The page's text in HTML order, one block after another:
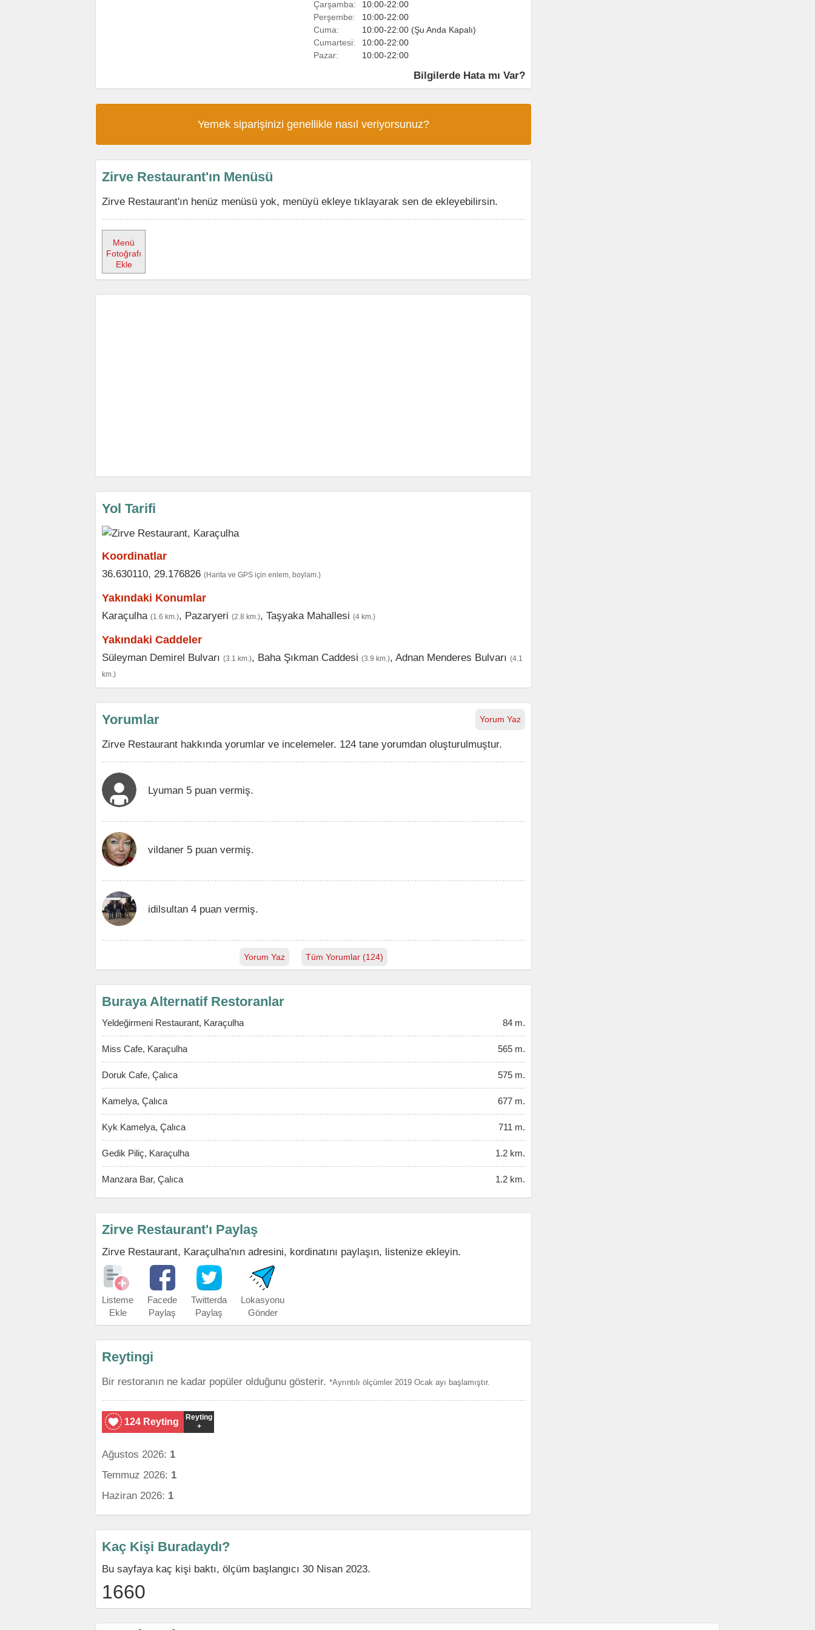
Çarşamba:
10:00-22:00
Perşembe:
10:00-22:00
Cuma:
10:00-22:00 (Şu Anda Kapalı)
Cumartesi:
10:00-22:00
Pazar:
10:00-22:00
Bilgilerde Hata mı Var?
Yemek siparişinizi genellikle nasıl veriyorsunuz?
Zirve Restaurant'ın Menüsü
Zirve Restaurant'ın henüz menüsü yok, menüyü ekleye tıklayarak sen de ekleyebilirsin.
Menü
Fotoğrafı
Ekle
Yol Tarifi
Koordinatlar
36.630110, 29.176826 (Harita ve GPS için enlem, boylam.)
Yakındaki Konumlar
Karaçulha (1.6 km.), Pazaryeri (2.8 km.), Taşyaka Mahallesi (4 km.)
Yakındaki Caddeler
Süleyman Demirel Bulvarı (3.1 km.), Baha Şıkman Caddesi (3.9 km.), Adnan Menderes Bulvarı (4.1
km.)
Yorum Yaz
Yorumlar
Zirve Restaurant hakkında yorumlar ve incelemeler. 124 tane yorumdan oluşturulmuştur.
Lyuman 5 puan vermiş.
vildaner 5 puan vermiş.
idilsultan 4 puan vermiş.
Yorum Yaz Tüm Yorumlar (124)
Buraya Alternatif Restoranlar
Yeldeğirmeni Restaurant, Karaçulha 84 m.
Miss Cafe, Karaçulha 565 m.
Doruk Cafe, Çalıca 575 m.
Kamelya, Çalıca 677 m.
Kyk Kamelya, Çalıca 711 m.
Gedik Piliç, Karaçulha 1.2 km.
Manzara Bar, Çalıca 1.2 km.
Zirve Restaurant'ı Paylaş
Zirve Restaurant, Karaçulha'nın adresini, kordinatını paylaşın, listenize ekleyin.
Listeme
Ekle
Facede
Paylaş
Twitterda
Paylaş
Lokasyonu
Gönder
Reytingi
Bir restoranın ne kadar popüler olduğunu gösterir. *Ayrıntılı ölçümler 2019 Ocak ayı başlamıştır.
124 Reyting
Reyting
+
Ağustos 2026: 1
Temmuz 2026: 1
Haziran 2026: 1
Kaç Kişi Buradaydı?
Bu sayfaya kaç kişi baktı, ölçüm başlangıcı 30 Nisan 2023.
1660